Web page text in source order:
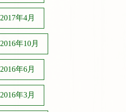
2017年4月
2016年10月
2016年6月
2016年3月